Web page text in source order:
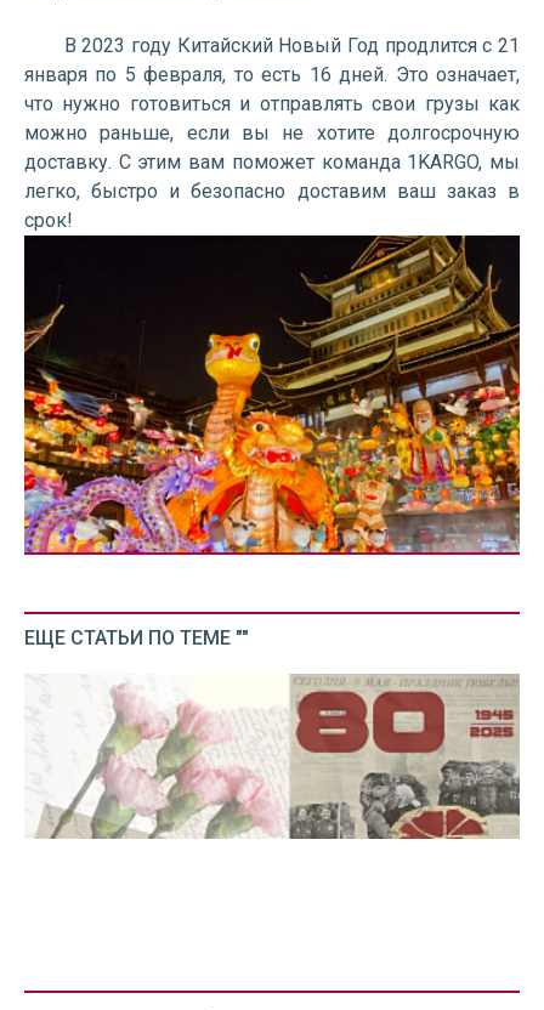
В 2023 году Китайский Новый Год продлится с 21
января по 5 февраля, то есть 16 дней. Это означает,
что нужно готовиться и отправлять свои грузы как
можно раньше, если вы не хотите долгосрочную
доставку. С этим вам поможет команда 1KARGO, мы
легко, быстро и безопасно доставим ваш заказ в
срок!
ЕЩЕ СТАТЬИ ПО ТЕМЕ ""